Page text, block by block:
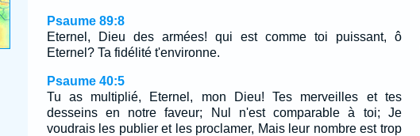
Psaume 89:8
Eternel, Dieu des armées! qui est comme toi puissant, ô
Eternel? Ta fidélité t'environne.
Psaume 40:5
Tu as multiplié, Eternel, mon Dieu! Tes merveilles et tes
desseins en notre faveur; Nul n'est comparable à toi; Je
voudrais les publier et les proclamer, Mais leur nombre est trop